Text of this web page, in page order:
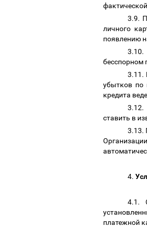
3.9.
личного
появлению
3.10.
бесспорном
3.11.
убытков по
кредита
3.12.
ставить в
3.13.
4.
4.1.
платежной